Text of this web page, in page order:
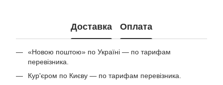
Доставка Оплата
«Новою поштою» по Україні — по тарифам
перевізника.
Кур'єром по Києву — по тарифам перевізника.